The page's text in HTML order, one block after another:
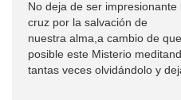
No deja de ser
cruz por la salvación de
nuestra alma,a cambio de
posible este Misterio
tantas veces olvidándolo y